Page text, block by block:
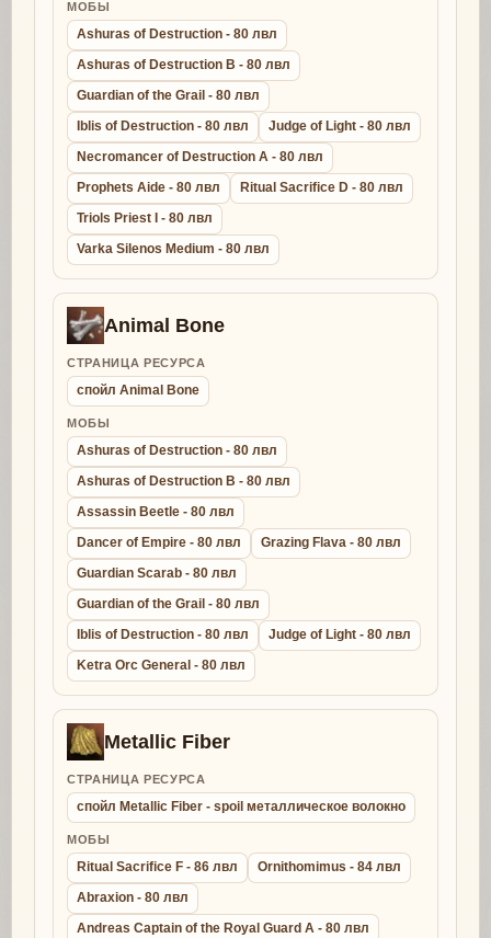
МОБЫ
Ashuras of Destruction - 80 лвл
Ashuras of Destruction B - 80 лвл
Guardian of the Grail - 80 лвл
Iblis of Destruction - 80 лвл
Judge of Light - 80 лвл
Necromancer of Destruction A - 80 лвл
Prophets Aide - 80 лвл
Ritual Sacrifice D - 80 лвл
Triols Priest I - 80 лвл
Varka Silenos Medium - 80 лвл
Animal Bone
СТРАНИЦА РЕСУРСА
спойл Animal Bone
МОБЫ
Ashuras of Destruction - 80 лвл
Ashuras of Destruction B - 80 лвл
Assassin Beetle - 80 лвл
Dancer of Empire - 80 лвл
Grazing Flava - 80 лвл
Guardian Scarab - 80 лвл
Guardian of the Grail - 80 лвл
Iblis of Destruction - 80 лвл
Judge of Light - 80 лвл
Ketra Orc General - 80 лвл
Metallic Fiber
СТРАНИЦА РЕСУРСА
спойл Metallic Fiber - spoil металлическое волокно
МОБЫ
Ritual Sacrifice F - 86 лвл
Ornithomimus - 84 лвл
Abraxion - 80 лвл
Andreas Captain of the Royal Guard A - 80 лвл